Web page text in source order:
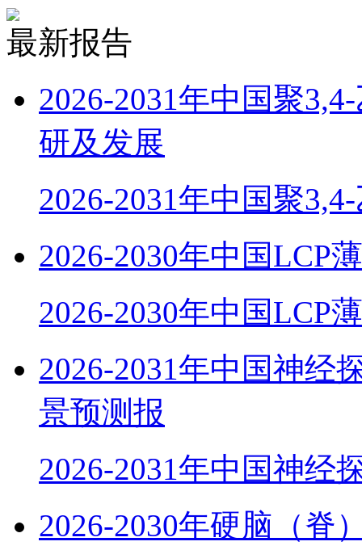
最新报告
2026-2031年中国聚
研及发展
2026-2031年中国聚
2026-2030年中国LCP
2026-2030年中国LCP
2026-2031年中国神经
景预测报
2026-2031年中国神经
2026-2030年硬脑（脊